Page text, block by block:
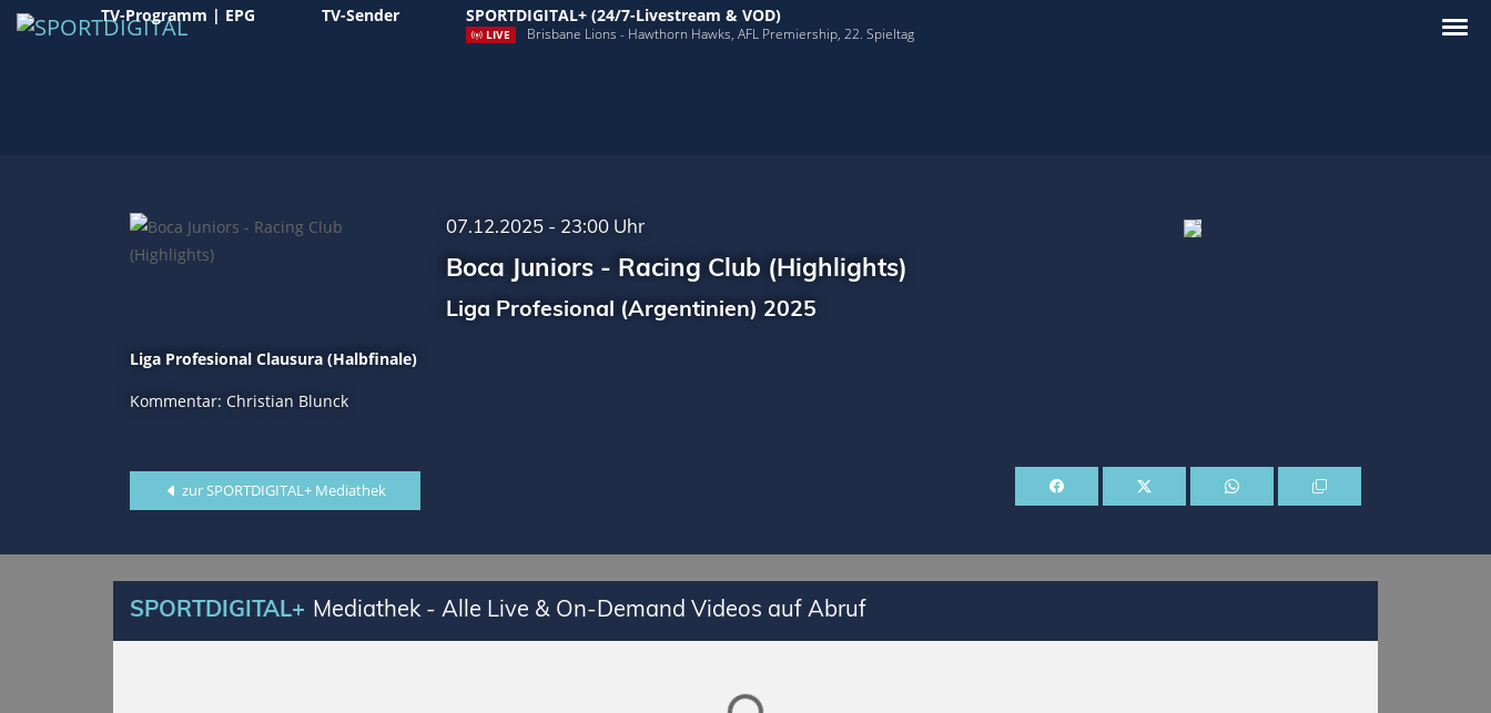
TV-Programm | EPG TV-Sender SPORTDIGITAL+ (24/7-Livestream & VOD)
LIVE Brisbane Lions - Hawthorn Hawks, AFL Premiership, 22. Spieltag
07.12.2025 - 23:00 Uhr
Boca Juniors - Racing Club (Highlights)
Liga Profesional (Argentinien) 2025
Liga Profesional Clausura (Halbfinale)
Kommentar: Christian Blunck
zur SPORTDIGITAL+ Mediathek
SPORTDIGITAL+ Mediathek - Alle Live & On-Demand Videos auf Abruf
Lade SPORTDIGITAL+ Mediathek